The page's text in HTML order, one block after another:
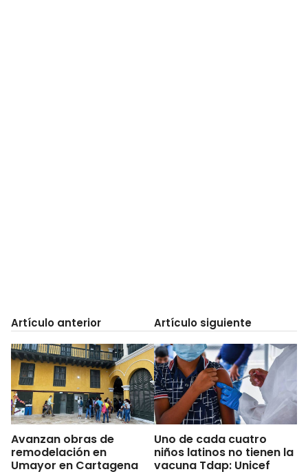
Artículo anterior
Avanzan obras de
remodelación en
Umayor en Cartagena
Artículo siguiente
Uno de cada cuatro
niños latinos no tienen la
vacuna Tdap: Unicef